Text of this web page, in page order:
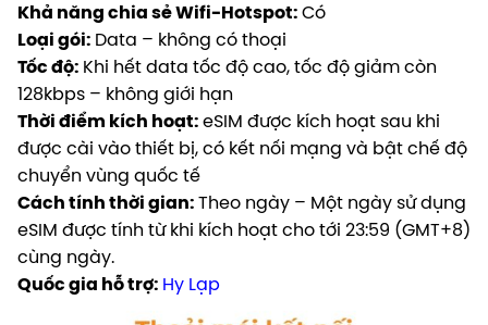
Khả năng chia sẻ Wifi-Hotspot: Có
Loại gói: Data – không có thoại
Tốc độ: Khi hết data tốc độ cao, tốc độ giảm còn
128kbps – không giới hạn
Thời điểm kích hoạt: eSIM được kích hoạt sau khi
được cài vào thiết bị, có kết nối mạng và bật chế độ
chuyển vùng quốc tế
Cách tính thời gian: Theo ngày – Một ngày sử dụng
eSIM được tính từ khi kích hoạt cho tới 23:59 (GMT+8)
cùng ngày.
Quốc gia hỗ trợ: Hy Lạp